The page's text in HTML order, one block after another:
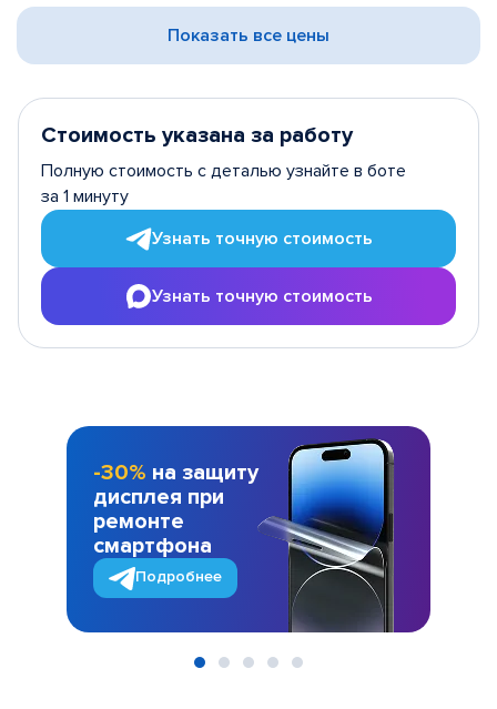
Показать все цены
Стоимость указана за работу
Полную стоимость с деталью узнайте в боте
за 1 минуту
Узнать точную стоимость
Узнать точную стоимость
-30% на защиту
дисплея при
ремонте
смартфона
Подробнее